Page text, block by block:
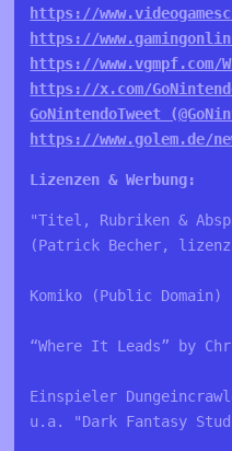
https://
https://
https://
https://x.com/
GoNintendoTweet
https://www.golem.de/
Lizenzen & Werbung:
"Titel, Rubriken &
(Patrick Becher,
Komiko (Public Domain)
“Where It Leads” by
Einspieler
u.a. "Dark Fantasy